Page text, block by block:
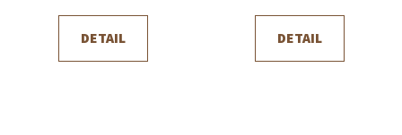
DETAIL DETAIL